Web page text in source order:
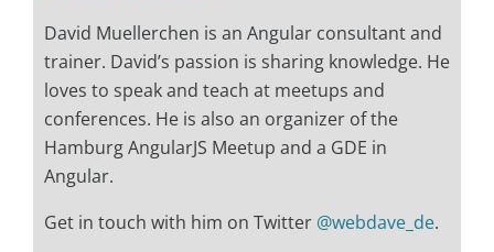
David Muellerchen is an Angular consultant and
trainer. David’s passion is sharing knowledge. He
loves to speak and teach at meetups and
conferences. He is also an organizer of the
Hamburg AngularJS Meetup and a GDE in
Angular.
Get in touch with him on Twitter @webdave_de.